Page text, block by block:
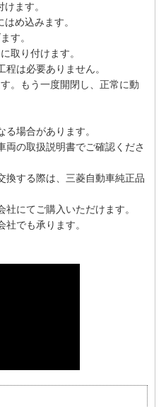
ます。
め込みます。
す。
取り付けます。
は必要ありません。
。もう一度開閉し、正常に動
る場合があります。
の取扱説明書でご確認くださ
換する際は、三菱自動車純正品
にてご購入いただけます。
社でも承ります。